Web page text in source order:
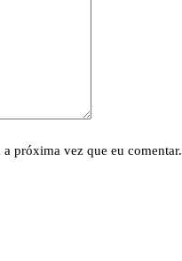
a próxima vez que eu comentar.